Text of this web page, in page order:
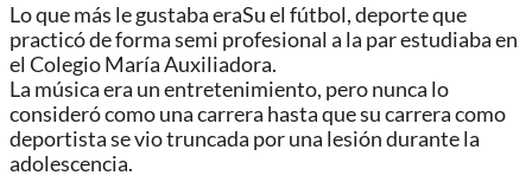
Lo que más le gustaba eraSu el fútbol, ​​deporte que
practicó de forma semi profesional a la par estudiaba en
el Colegio María Auxiliadora.
La música era un entretenimiento, pero nunca lo
consideró como una carrera hasta que su carrera como
deportista se vio truncada por una lesión durante la
adolescencia.